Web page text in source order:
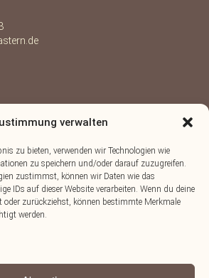
verwalten
zu bieten, verwenden wir Technologien wie
zu speichern und/oder darauf zuzugreifen.
zustimmst, können wir Daten wie das
IDs auf dieser Website verarbeiten. Wenn du deine
zurückziehst, können bestimmte Merkmale
werden.